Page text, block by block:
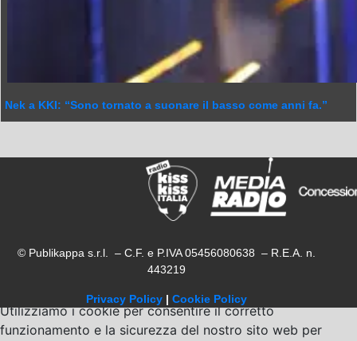
Nek a KKI: “Sono tornato a suonare il basso come anni fa.”
© Publikappa s.r.l. – C.F. e P.IVA 05456080638 – R.E.A. n.
443219
Privacy Policy | Cookie Policy
Utilizziamo i cookie per consentire il corretto
funzionamento e la sicurezza del nostro sito web per